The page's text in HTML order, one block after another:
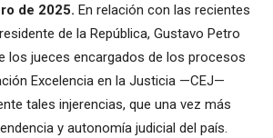
de 2025. En relación con las recientes
de la República, Gustavo Petro
los jueces encargados de los procesos
Excelencia en la Justicia —CEJ—
tales injerencias, que una vez más
y autonomía judicial del país.